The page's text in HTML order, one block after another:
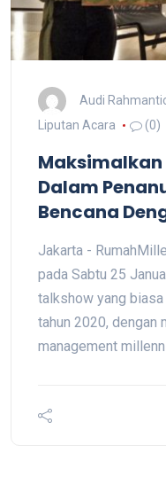
Audi
Liputan Acara
(0)
Maksimalkan
Dalam
Bencana
Jakarta -
pada Sabtu 25
talkshow yang
tahun 2020, dengan
management